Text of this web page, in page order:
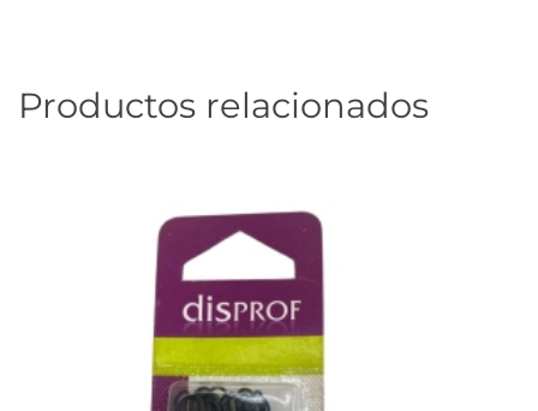
Productos relacionados